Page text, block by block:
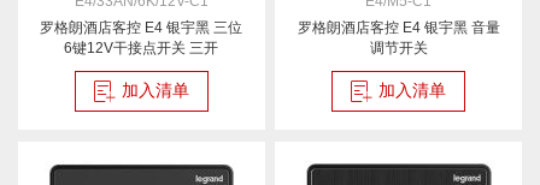
罗格朗酒店客控 E4 银宇黑 三位
6键12V干接点开关 三开
加入清单
罗格朗酒店客控 E4 银宇黑 音量
调节开关
加入清单